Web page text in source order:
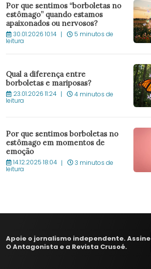
Por que sentimos “borboletas no
estômago” quando estamos
apaixonados ou nervosos?
30.01.2026 10:14 5 minutos de
leitura
Qual a diferença entre
borboletas e mariposas?
23.01.2026 11:24 4 minutos de
leitura
Por que sentimos borboletas no
estômago em momentos de
emoção
14.12.2025 18:04 3 minutos de
leitura
Apoie o jornalismo independente. Assine
O Antagonista e a Revista Crusoé.